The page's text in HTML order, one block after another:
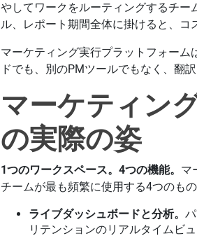
やしてワークをルーティングするチ
ル、レポート期間全体に掛けると、コ
マーケティング実行プラットフォー
ドでも、別のPMツールでもなく、翻
マーケティン
の実際の姿
1つのワークスペース。4つの機能。 マ
チームが最も頻繁に使用する4つのも
ライブダッシュボードと分析。
リテンションのリアルタイムビ